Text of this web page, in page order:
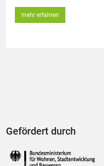
mehr erfahren
Gefördert durch